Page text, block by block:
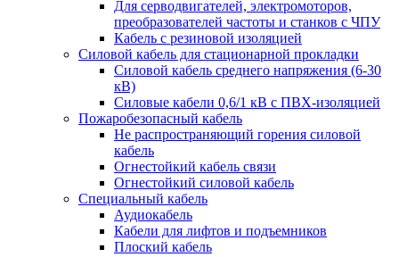
Для серводвигателей, электромоторов,
преобразователей частоты и станков с ЧПУ
Кабель с резиновой изоляцией
Силовой кабель для стационарной прокладки
Силовой кабель среднего напряжения (6-30
кВ)
Силовые кабели 0,6/1 кВ с ПВХ-изоляцией
Пожаробезопасный кабель
Не распространяющий горения силовой
кабель
Огнестойкий кабель связи
Огнестойкий силовой кабель
Специальный кабель
Аудиокабель
Кабели для лифтов и подъемников
Плоский кабель